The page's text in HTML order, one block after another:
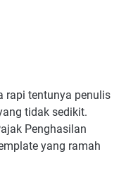
rapi tentunya penulis
tidak sedikit.
Penghasilan
yang ramah